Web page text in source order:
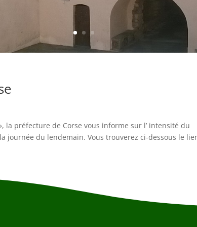
la préfecture de Corse vous informe sur l’ intensité du
journée du lendemain. Vous trouverez ci-dessous le